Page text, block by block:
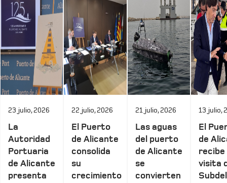
23 julio, 2026
La
Autoridad
Portuaria
de Alicante
presenta
22 julio, 2026
El Puerto
de Alicante
consolida
su
crecimiento
21 julio, 2026
Las aguas
del puerto
de Alicante
se
convierten
13 julio,
El
de
recibe
visita